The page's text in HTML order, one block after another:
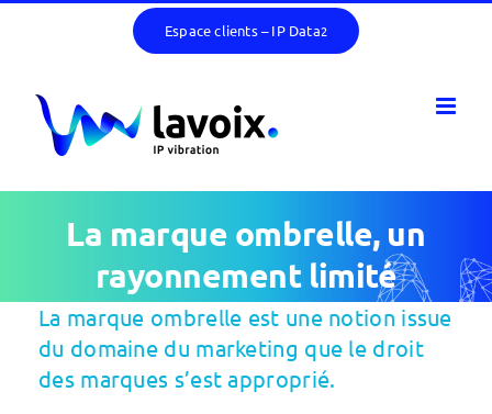
Espace clients – IP Data2
La marque ombrelle, un
rayonnement limité
La marque ombrelle est une notion issue
du domaine du marketing que le droit
des marques s’est approprié.